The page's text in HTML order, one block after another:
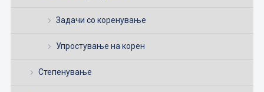
Задачи со коренување
Упростување на корен
Степенување